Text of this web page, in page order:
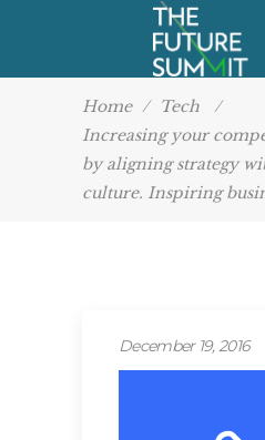
Home / Tech
/
Increasing your
by aligning strategy
culture. Inspiring
December 19, 2016